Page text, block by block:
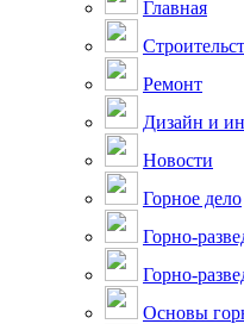
Главная
Ремонт
Дизайн и
Новости
Горное дело
Горно-
Горно-
Основы